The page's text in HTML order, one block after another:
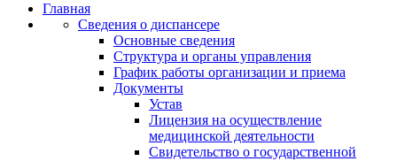
Главная
Сведения о диспансере
Основные сведения
Структура и органы управления
График работы организации и приема
Документы
Устав
Лицензия на осуществление
медицинской деятельности
Свидетельство о государственной